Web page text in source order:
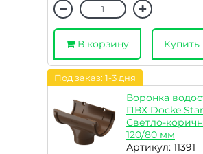
В корзину Купить
Под заказ: 1-3 дня
Воронка
ПВХ Docke
Светло-
120/80 мм
Артикул: 11391